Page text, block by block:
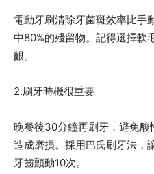
電動牙刷清除牙菌斑效率比手
中80%的殘留物。記得選擇軟
齦。
2.刷牙時機很重要
晚餐後30分鐘再刷牙，避免
造成磨損。採用巴氏刷牙法，
牙齒顫動10次。